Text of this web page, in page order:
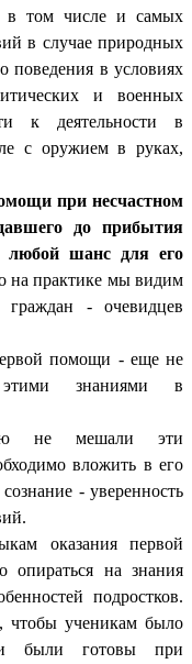
в том числе и самых
в случае природных
поведения в условиях
и военных
к деятельности в
с оружием в руках,
при несчастном
до прибытия
любой шанс для его
на практике мы видим
граждан - очевидцев
помощи - еще не
этими знаниями в
не мешали эти
вложить в его
- уверенность
оказания первой
на знания
подростков.
чтобы ученикам было
были готовы при